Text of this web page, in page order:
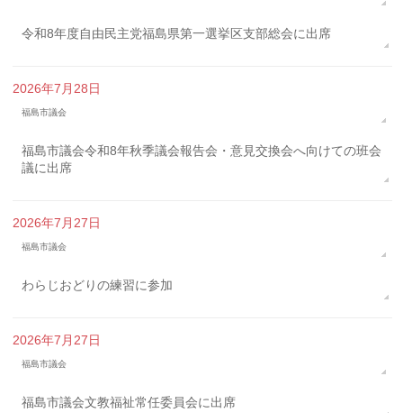
令和8年度自由民主党福島県第一選挙区支部総会に出席
2026年7月28日
福島市議会
福島市議会令和8年秋季議会報告会・意見交換会へ向けての班会
議に出席
2026年7月27日
福島市議会
わらじおどりの練習に参加
2026年7月27日
福島市議会
福島市議会文教福祉常任委員会に出席